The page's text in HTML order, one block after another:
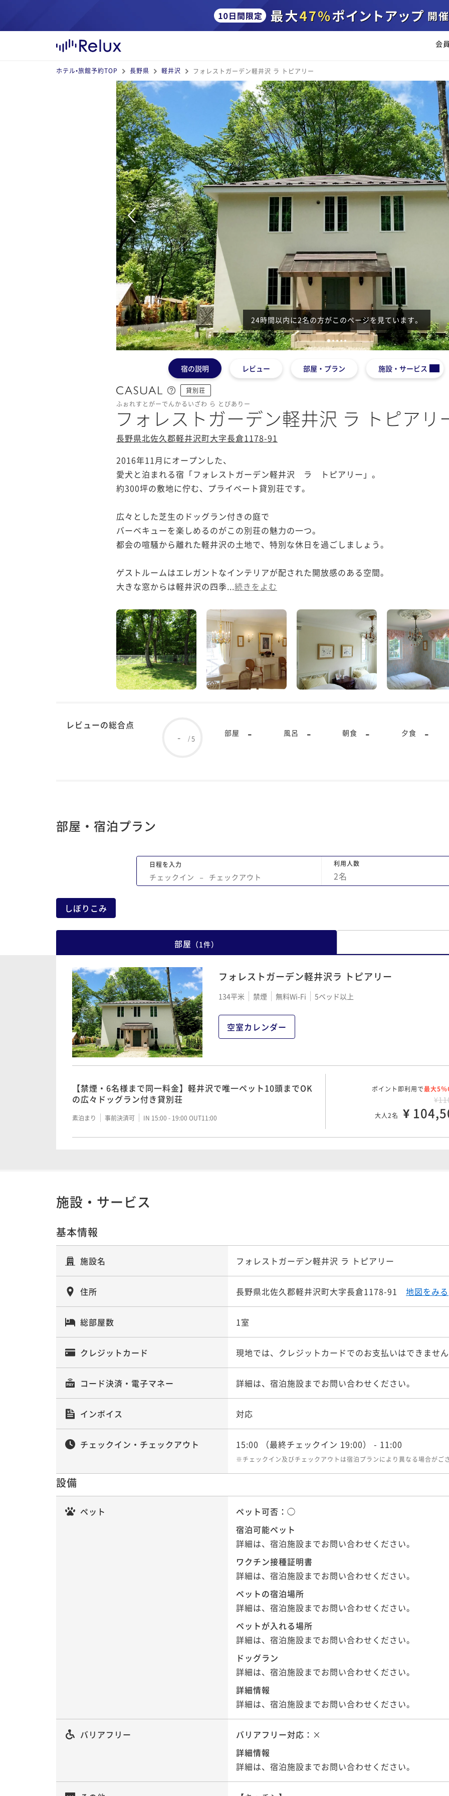
会
ホテル•旅館予約TOP 長野県 軽井沢 フォレストガーデン軽井沢 ラ トピアリー
24時間以内に2名の方がこのページを見ています。
1 2345
宿の説明 レビュー 部屋・プラン 施設・サービス
貸別荘
ふぉれすとがーでんかるいざわ ら とぴありー
フォレストガーデン軽井沢 ラ トピアリ
長野県北佐久郡軽井沢町大字長倉1178-91
2016年11月にオープンした、
愛犬と泊まれる宿「フォレストガーデン軽井沢　ラ　トピアリー」。
約300坪の敷地に佇む、プライベート貸別荘です。
広々とした芝生のドッグラン付きの庭で
バーベキューを楽しめるのがこの別荘の魅力の一つ。
都会の喧騒から離れた軽井沢の土地で、特別な休日を過ごしましょう。
ゲストルームはエレガントなインテリアが配された開放感のある空間。
大きな窓からは軽井沢の四季...続きをよむ
レビューの総合点
- /5
部屋 - 風呂 - 朝食 - 夕食 -
部屋・宿泊プラン
日程を入力
チェックイン − チェックアウト
利用人数
2名
しぼりこみ
部屋 （1件）
フォレストガーデン軽井沢ラ トピアリー
134平米 禁煙 無料Wi-Fi 5ベッド以上
空室カレンダー
【禁煙・6名様まで同一料金】軽井沢で唯一ペット10頭までOK
の広々ドッグラン付き貸別荘
素泊まり 事前決済可 IN 15:00 - 19:00 OUT11:00
ポイント即利用で最大5％
大人2名 ¥
施設・サービス
基本情報
施設名 フォレストガーデン軽井沢 ラ トピアリー
住所 長野県北佐久郡軽井沢町大字長倉1178-91 地図をみる
総部屋数 1室
クレジットカード 現地では、クレジットカードでのお支払いはできません
コード決済・電子マネー 詳細は、宿泊施設までお問い合わせください。
インボイス 対応
チェックイン・チェックアウト 15:00 （最終チェックイン 19:00） - 11:00
※チェックイン及びチェックアウトは宿泊プランにより異なる場合がご
設備
ペット ペット可否： ◯
宿泊可能ペット
詳細は、宿泊施設までお問い合わせください。
ワクチン接種証明書
詳細は、宿泊施設までお問い合わせください。
ペットの宿泊場所
詳細は、宿泊施設までお問い合わせください。
ペットが入れる場所
詳細は、宿泊施設までお問い合わせください。
ドッグラン
詳細は、宿泊施設までお問い合わせください。
詳細情報
詳細は、宿泊施設までお問い合わせください。
バリアフリー バリアフリー対応： ×
詳細情報
詳細は、宿泊施設までお問い合わせください。